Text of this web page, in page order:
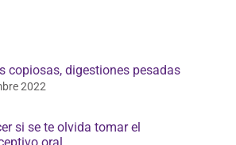
copiosas, digestiones pesadas
2022
si se te olvida tomar el